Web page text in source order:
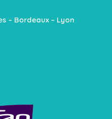
– Bordeaux – Lyon